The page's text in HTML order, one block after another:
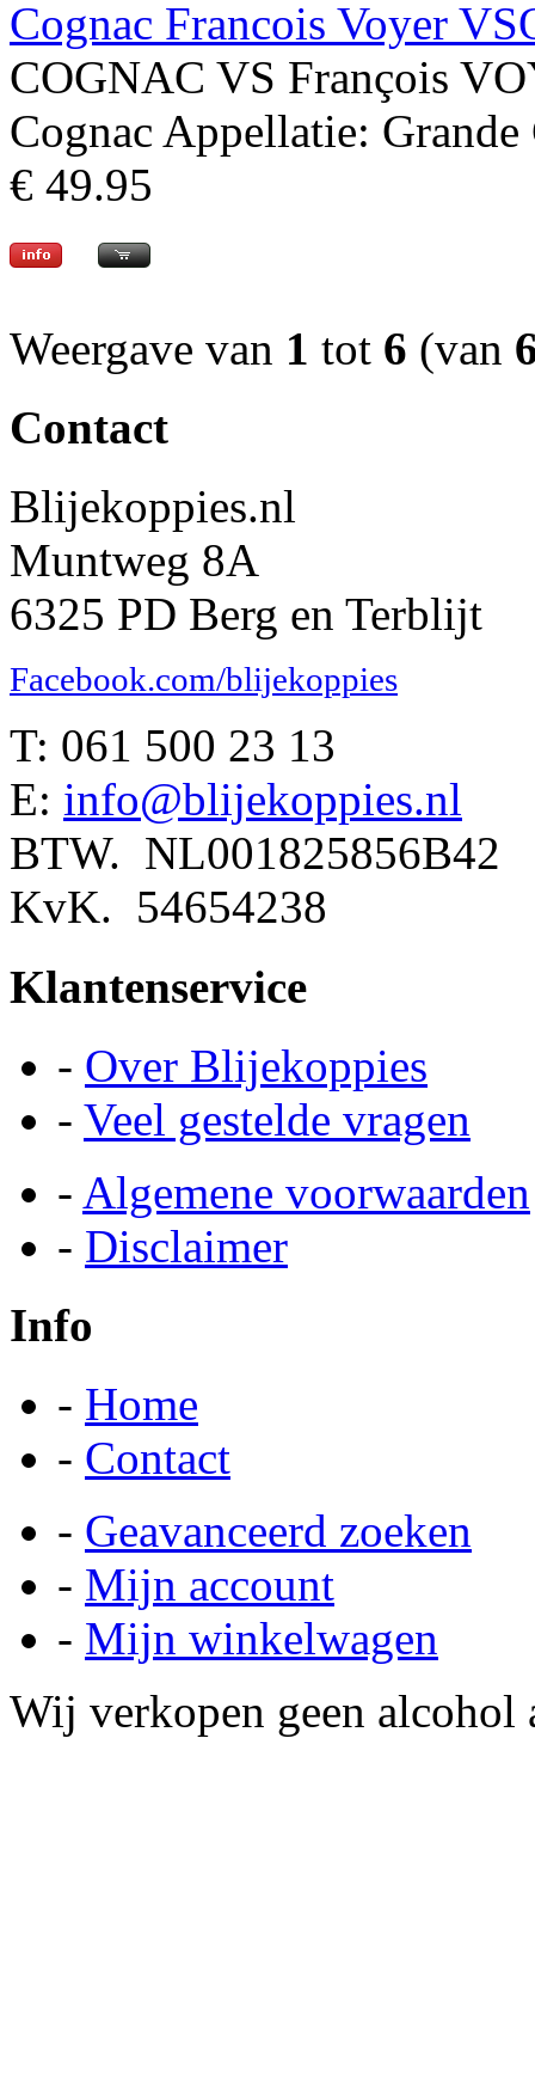
Cognac Francois Voyer
COGNAC VS François
Cognac Appellatie: Grande
€ 49.95
Weergave van 1 tot 6 (van
Contact
Blijekoppies.nl
Muntweg 8A
6325 PD Berg en Terblijt
Facebook.com/blijekoppies
T: 061 500 23 13
E: info@blijekoppies.nl
BTW. NL001825856B42
KvK. 54654238
Klantenservice
- Over Blijekoppies
- Veel gestelde vragen
- Algemene voorwaarden
- Disclaimer
Info
- Home
- Contact
- Geavanceerd zoeken
- Mijn account
- Mijn winkelwagen
Wij verkopen geen alcohol